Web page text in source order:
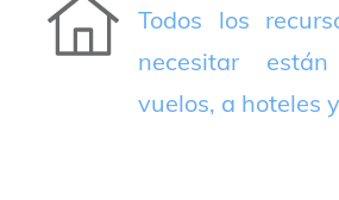
Todos los
necesitar
vuelos, a hoteles